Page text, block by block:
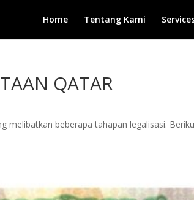
Home Tentang Kami
QATAR
melibatkan beberapa tahapan legalisasi.